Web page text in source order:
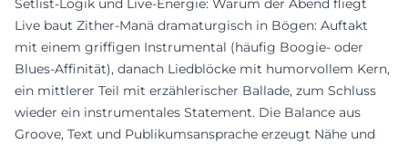
Setlist-Logik und Live-Energie: Warum der Abend fliegt
Live baut Zither-Manä dramaturgisch in Bögen: Auftakt
mit einem griffigen Instrumental (häufig Boogie- oder
Blues-Affinität), danach Liedblöcke mit humorvollem Kern,
ein mittlerer Teil mit erzählerischer Ballade, zum Schluss
wieder ein instrumentales Statement. Die Balance aus
Groove, Text und Publikumsansprache erzeugt Nähe und